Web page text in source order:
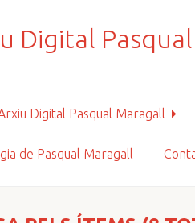
Digital Pasqual Maragall
de Pasqual Maragall